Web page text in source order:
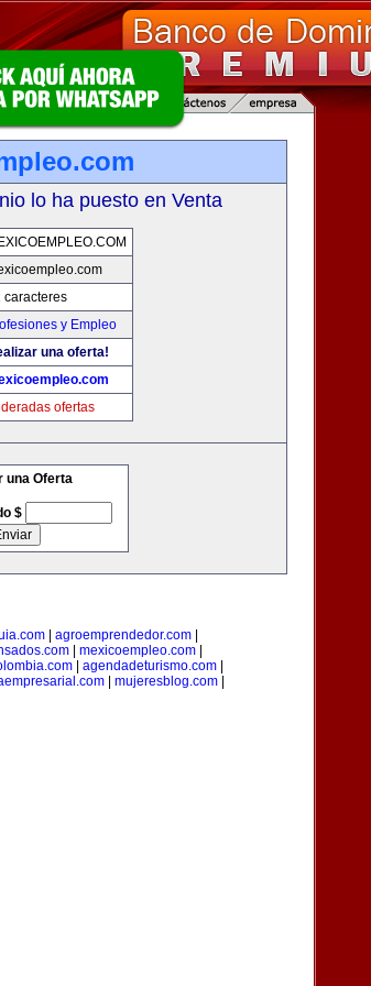
lo ha puesto en Venta
caracteres
y Empleo
una oferta!
ofertas
una Oferta
$
| agroemprendedor.com|
mexicoempleo.com
agendadeturismo.com
mujeresblog.com